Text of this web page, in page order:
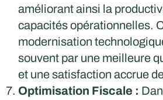
améliorant ainsi la
capacités opérationnelles.
modernisation
souvent par une meilleure
et une satisfaction accrue
Optimisation Fiscale :